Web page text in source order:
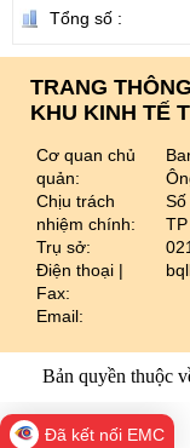
Tổng số :
TRANG
KHU KINH TẾ
Cơ quan chủ
quản:
Chịu trách
nhiệm chính:
Trụ sở:
Điện thoại |
Fax:
Email:
Bản quyền thuộc
Đã kết nối EMC